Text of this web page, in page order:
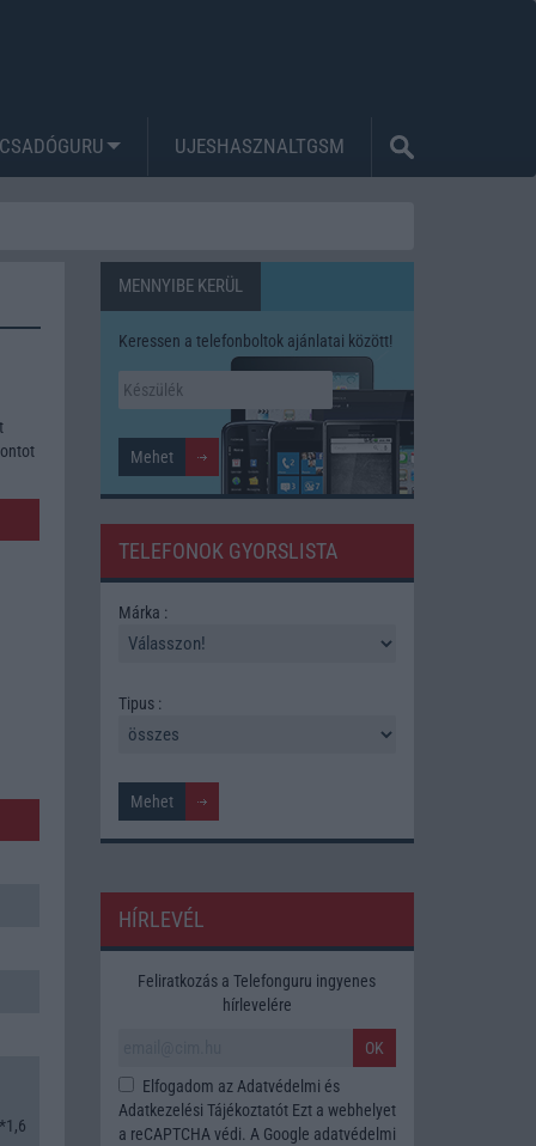
UJESHASZNALTGSM
MENNYIBE KERÜL
Keressen a telefonboltok ajánlatai között!
TELEFONOK GYORSLISTA
Márka :
Tipus :
HÍRLEVÉL
Feliratkozás a Telefonguru ingyenes
hírlevelére
OK
Elfogadom az Adatvédelmi és
Adatkezelési TájékoztatótEzt a webhelyet
a reCAPTCHA védi. A Google adatvédelmi